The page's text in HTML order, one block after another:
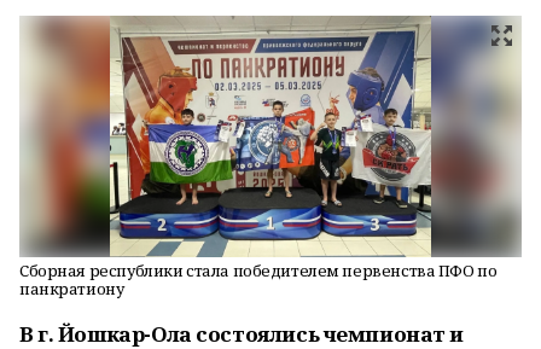
Сборная республики стала победителем первенства ПФО по
панкратиону
В г. Йошкар-Ола состоялись чемпионат и